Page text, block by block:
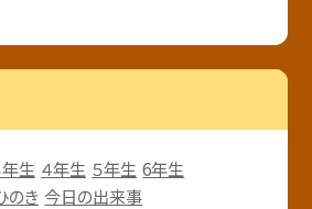
年生 ４年生 ５年生 6年生
のき 今日の出来事